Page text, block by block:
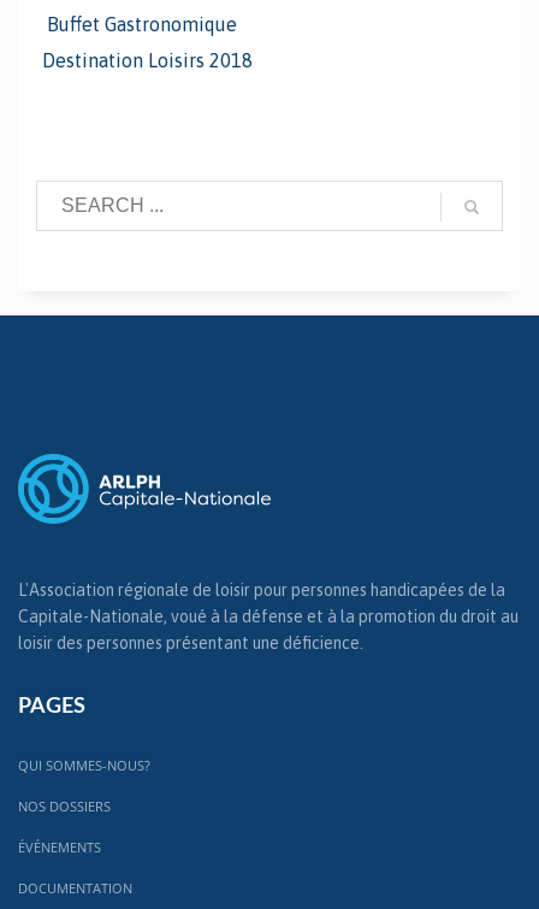
Buffet Gastronomique
Destination Loisirs 2018
L'Association régionale de loisir pour personnes handicapées de la
Capitale-Nationale, voué à la défense et à la promotion du droit au
loisir des personnes présentant une déficience.
PAGES
QUI SOMMES-NOUS?
NOS DOSSIERS
ÉVÉNEMENTS
DOCUMENTATION